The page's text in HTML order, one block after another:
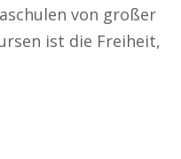
von großer
ist die Freiheit,